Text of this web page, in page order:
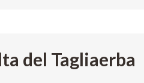
del Tagliaerba